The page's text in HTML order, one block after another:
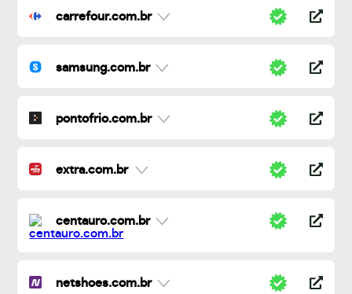
carrefour.com.br
samsung.com.br
pontofrio.com.br
extra.com.br
centauro.com.br
netshoes.com.br